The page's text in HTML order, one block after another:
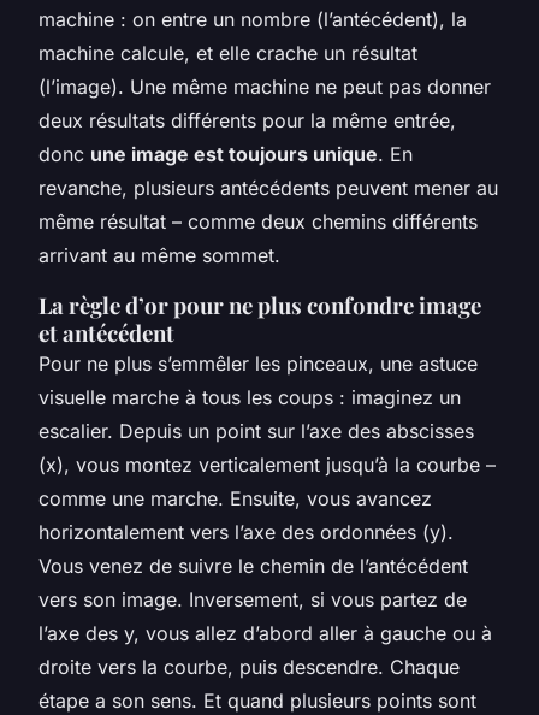
machine : on entre un nombre (l’antécédent), la
machine calcule, et elle crache un résultat
(l’image). Une même machine ne peut pas donner
deux résultats différents pour la même entrée,
donc une image est toujours unique. En
revanche, plusieurs antécédents peuvent mener au
même résultat – comme deux chemins différents
arrivant au même sommet.
La règle d’or pour ne plus confondre image
et antécédent
Pour ne plus s’emmêler les pinceaux, une astuce
visuelle marche à tous les coups : imaginez un
escalier. Depuis un point sur l’axe des abscisses
(x), vous montez verticalement jusqu’à la courbe –
comme une marche. Ensuite, vous avancez
horizontalement vers l’axe des ordonnées (y).
Vous venez de suivre le chemin de l’antécédent
vers son image. Inversement, si vous partez de
l’axe des y, vous allez d’abord aller à gauche ou à
droite vers la courbe, puis descendre. Chaque
étape a son sens. Et quand plusieurs points sont